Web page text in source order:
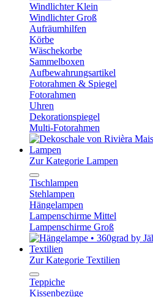
Windlichter Klein
Windlichter Groß
Aufräumhilfen
Körbe
Wäschekorbe
Sammelboxen
Aufbewahrungsartikel
Fotorahmen & Spiegel
Fotorahmen
Uhren
Dekorationspiegel
Multi-Fotorahmen
Lampen
Zur Kategorie Lampen
Tischlampen
Stehlampen
Hängelampen
Lampenschirme Mittel
Lampenschirme Groß
Textilien
Zur Kategorie Textilien
Teppiche
Kissenbezüge